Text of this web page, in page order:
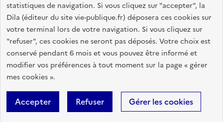
statistiques de navigation. Si vous cliquez sur "accepter", la
Dila (éditeur du site vie-publique.fr) déposera ces cookies sur
votre terminal lors de votre navigation. Si vous cliquez sur
"refuser", ces cookies ne seront pas déposés. Votre choix est
conservé pendant 6 mois et vous pouvez être informé et
modifier vos préférences à tout moment sur la page « gérer
mes cookies ».
Accepter Refuser Gérer les cookies
legifrance.gouv.fr info.gouv.fr
data.gouv.fr
service-public.gouv.fr
Accessibilité : totalement conforme
Données personnelles
Sauf mention contraire, tous les textes de ce site sont sous